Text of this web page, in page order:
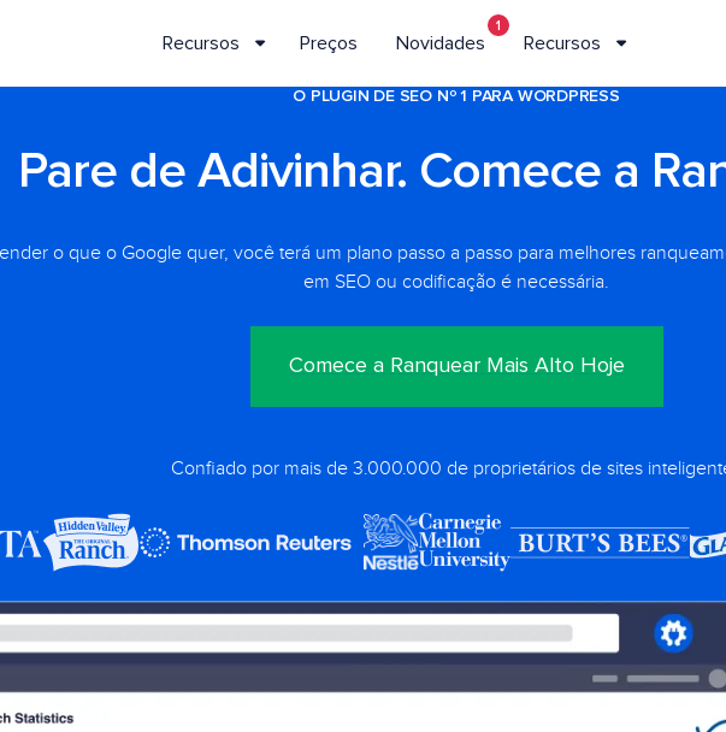
Recursos Preços Novidades
1
Recursos
O PLUGIN DE SEO Nº 1 PARA WORDPRESS
Pare de Adivinhar. Comece a
o que o Google quer, você terá um plano passo a passo para melhores
em SEO ou codificação é necessária.
Comece a Ranquear Mais Alto Hoje
Confiado por mais de 3.000.000 de proprietários de sites